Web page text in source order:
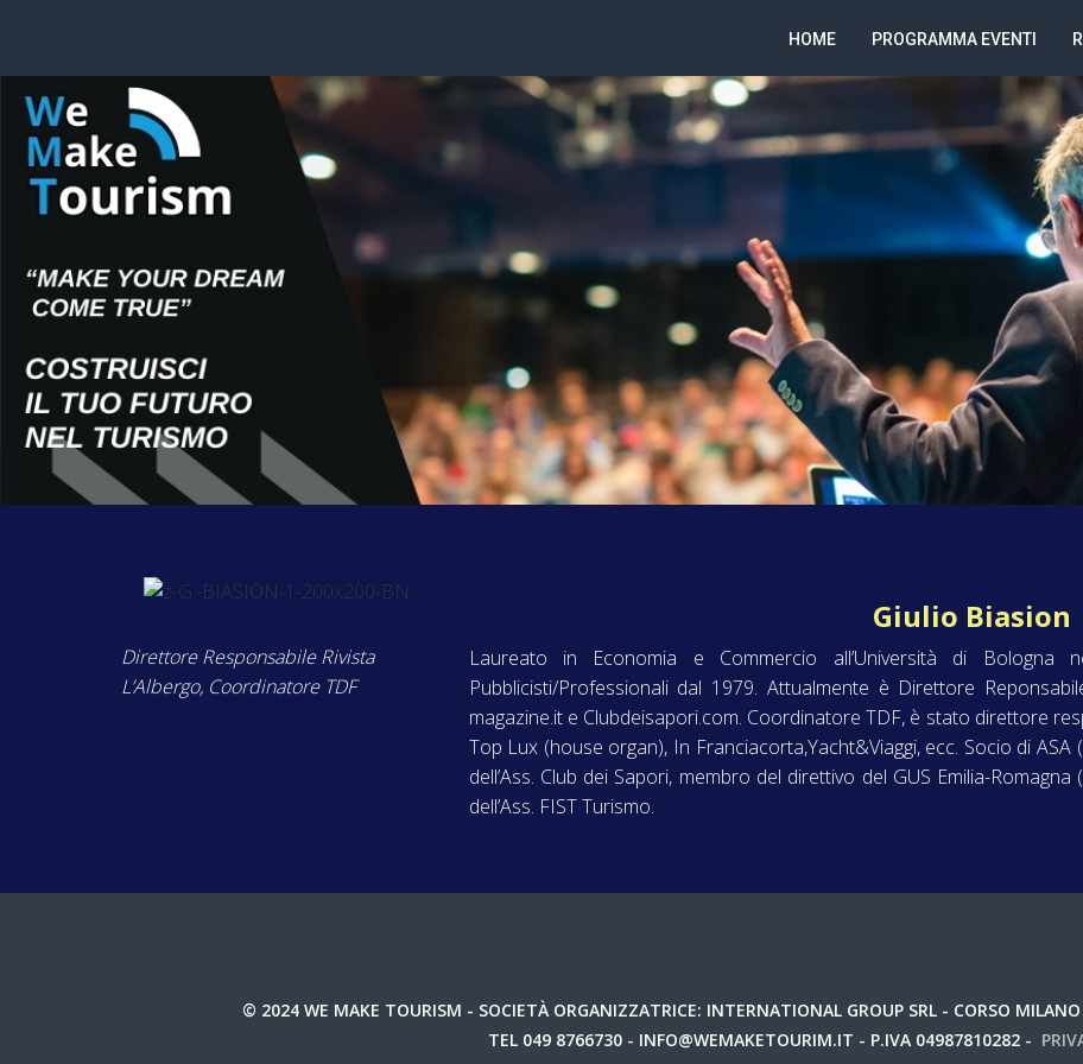
HOME PROGRAMMA EVENTI
Direttore Responsabile Rivista
L’Albergo, Coordinatore TDF
Giulio Biasion
Laureato in Economia e Commercio all’Università di Bologna
Pubblicisti/Professionali dal 1979. Attualmente è Direttore
magazine.it e Clubdeisapori.com. Coordinatore TDF, è stato direttore
Top Lux (house organ), In Franciacorta,Yacht&Viaggi, ecc. Socio di
dell’Ass. Club dei Sapori, membro del direttivo del GUS Emilia-
dell’Ass. FIST Turismo.
© 2024 WE MAKE TOURISM - SOCIETÀ ORGANIZZATRICE: INTERNATIONAL GROUP SRL - CORSO
TEL 049 8766730 - INFO@WEMAKETOURIM.IT - P.IVA 04987810282 -